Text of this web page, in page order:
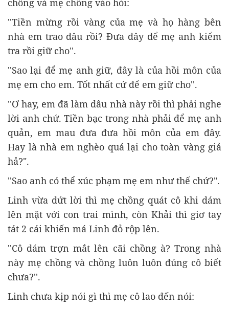
chồng và mẹ chồng vào hỏi:
''Tiền mừng rồi vàng của mẹ và họ hàng bên
nhà em trao đâu rồi? Đưa đây để mẹ anh kiểm
tra rồi giữ cho''.
''Sao lại để mẹ anh giữ, đây là của hồi môn của
mẹ em cho em. Tốt nhất cứ để em giữ cho''.
''Ơ hay, em đã làm dâu nhà này rồi thì phải nghe
lời anh chứ. Tiền bạc trong nhà phải để mẹ anh
quản, em mau đưa đưa hồi môn của em đây.
Hay là nhà em nghèo quá lại cho toàn vàng giả
hả?".
''Sao anh có thể xúc phạm mẹ em như thế chứ?".
Linh vừa dứt lời thì mẹ chồng quát cô khi dám
lên mặt với con trai mình, còn Khải thì giơ tay
tát 2 cái khiến má Linh đỏ rộp lên.
''Cô dám trợn mắt lên cãi chồng à? Trong nhà
này mẹ chồng và chồng luôn luôn đúng cô biết
chưa?''.
Linh chưa kịp nói gì thì mẹ cô lao đến nói: